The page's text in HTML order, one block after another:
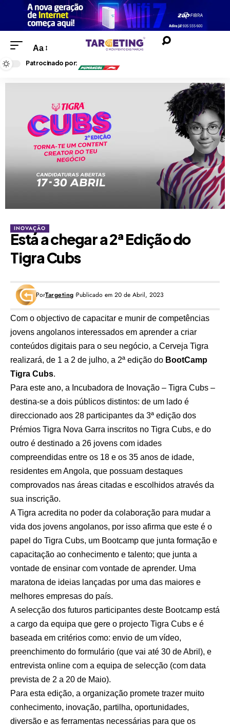
Aa
Patrocinado por:
INOVAÇÃO
Está a chegar a 2ª Edição do
Tigra Cubs
PorTargeting Publicado em 20 de Abril, 2023
Com o objectivo de capacitar e munir de competências
jovens angolanos interessados em aprender a criar
conteúdos digitais para o seu negócio, a Cerveja Tigra
realizará, de 1 a 2 de julho, a 2ª edição do BootCamp
Tigra Cubs.
Para este ano, a Incubadora de Inovação – Tigra Cubs –
destina-se a dois públicos distintos: de um lado é
direccionado aos 28 participantes da 3ª edição dos
Prémios Tigra Nova Garra inscritos no Tigra Cubs, e do
outro é destinado a 26 jovens com idades
compreendidas entre os 18 e os 35 anos de idade,
residentes em Angola, que possuam destaques
comprovados nas áreas citadas e escolhidos através da
sua inscrição.
A Tigra acredita no poder da colaboração para mudar a
vida dos jovens angolanos, por isso afirma que este é o
papel do Tigra Cubs, um Bootcamp que junta formação e
capacitação ao conhecimento e talento; que junta a
vontade de ensinar com vontade de aprender. Uma
maratona de ideias lançadas por uma das maiores e
melhores empresas do país.
A selecção dos futuros participantes deste Bootcamp está
a cargo da equipa que gere o projecto Tigra Cubs e é
baseada em critérios como: envio de um vídeo,
preenchimento do formulário (que vai até 30 de Abril), e
entrevista online com a equipa de selecção (com data
prevista de 2 a 20 de Maio).
Para esta edição, a organização promete trazer muito
conhecimento, inovação, partilha, oportunidades,
diversão e as ferramentas necessárias para que os